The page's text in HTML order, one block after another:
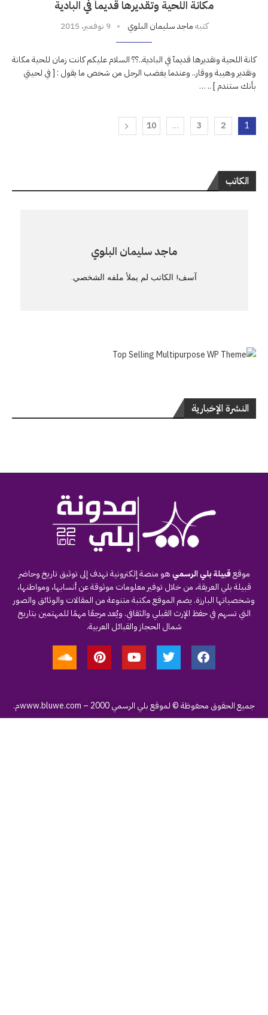
مكانة اللحية وتقديرها قديماً في البادية
كتبهماجد سليمان البلوي 9 نوفمبر، 2015
كانة اللحية وتقديرها قديمآ في البادية..؟؟ السلام عليكم كانت زمان للحية مكانة
وتقدير وهيبة ووقار.. وعندما يغضب الرجل من شخص ما يقول : [ في لحيتي
بأنك ستندم ] .. …
1
2
3
…
10
الكاتب
ماجد سليمان البلوي
آسف! الكاتب لم يملأ ملفه الشخصي.
النشرة الإخبارية
موقعقبيلة بلي الرسميهو منصة إلكترونية تهدف إلى توثيق تاريخ وحاضر
قبيلة بلي العريقة، من خلال توفير معلومات موثوقة عن أنسابها، ومواطنها،
وشخصياتها البارزة. يضم الموقع مكتبة متنوعة من المقالات والوثائق والصور
التي تسهم في حفظ الإرث القبلي والثقافي. ويُعد مرجعًا مهمًا للمهتمين بتاريخ
شمال الحجاز والقبائل العربية.
جميع الحقوق محفوظة © لموقع بلي الرسمي www.bluwe.com – 2000م.